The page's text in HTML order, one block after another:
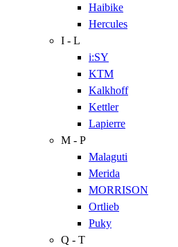
Haibike
Hercules
I - L
i:SY
KTM
Kalkhoff
Kettler
Lapierre
M - P
Malaguti
Merida
MORRISON
Ortlieb
Puky
Q - T